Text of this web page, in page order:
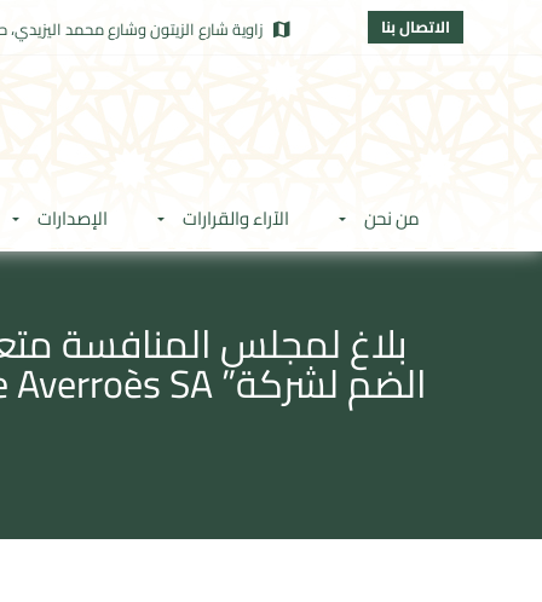
الاتصال بنا زاوية شارع الزيتون وشارع محمد اليزيدي،
من نحن الآراء والقرارات الإصدارات
بلاغ لمجلس المنافسة